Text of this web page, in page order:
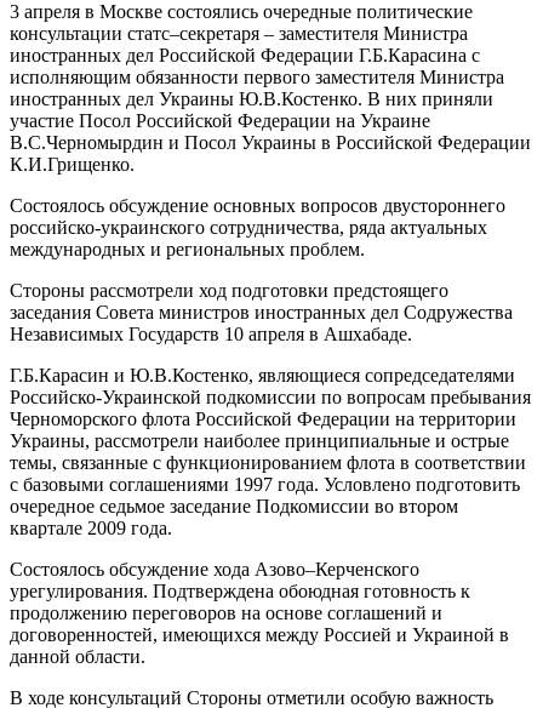
3 апреля в Москве состоялись очередные политические
консультации статс–секретаря – заместителя Министра
иностранных дел Российской Федерации Г.Б.Карасина с
исполняющим обязанности первого заместителя Министра
иностранных дел Украины Ю.В.Костенко. В них приняли
участие Посол Российской Федерации на Украине
В.С.Черномырдин и Посол Украины в Российской Федерации
К.И.Грищенко.
Состоялось обсуждение основных вопросов двустороннего
российско-украинского сотрудничества, ряда актуальных
международных и региональных проблем.
Стороны рассмотрели ход подготовки предстоящего
заседания Совета министров иностранных дел Содружества
Независимых Государств 10 апреля в Ашхабаде.
Г.Б.Карасин и Ю.В.Костенко, являющиеся сопредседателями
Российско-Украинской подкомиссии по вопросам пребывания
Черноморского флота Российской Федерации на территории
Украины, рассмотрели наиболее принципиальные и острые
темы, связанные с функционированием флота в соответствии
с базовыми соглашениями 1997 года. Условлено подготовить
очередное седьмое заседание Подкомиссии во втором
квартале 2009 года.
Состоялось обсуждение хода Азово–Керченского
урегулирования. Подтверждена обоюдная готовность к
продолжению переговоров на основе соглашений и
договоренностей, имеющихся между Россией и Украиной в
данной области.
В ходе консультаций Стороны отметили особую важность